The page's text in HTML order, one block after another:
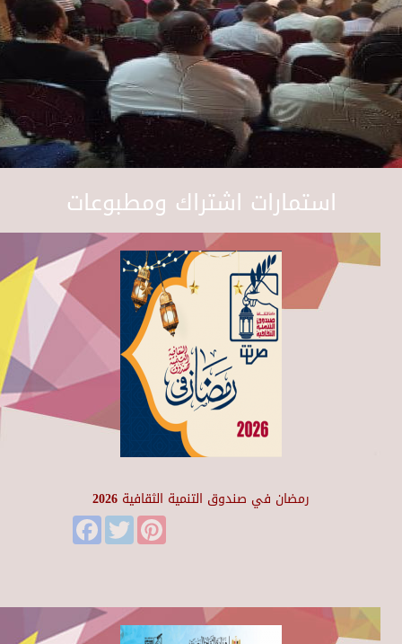
استمارات اشتراك ومطبوعات
رمضان في صندوق التنمية الثقافية 2026
FacebookTwitter